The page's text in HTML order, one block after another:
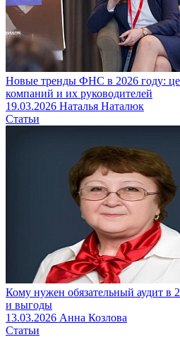
Новые тренды ФНС в 2026 году:
компаний и их руководителей
19.03.2026 Наталья Наталюк
Статьи
Кому нужен обязательный аудит в
и выгоды
13.03.2026 Анна Козлова
Статьи